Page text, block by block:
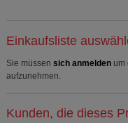
Einkaufsliste
Sie müssen sich anmelden um
aufzunehmen.
Kunden, die dieses